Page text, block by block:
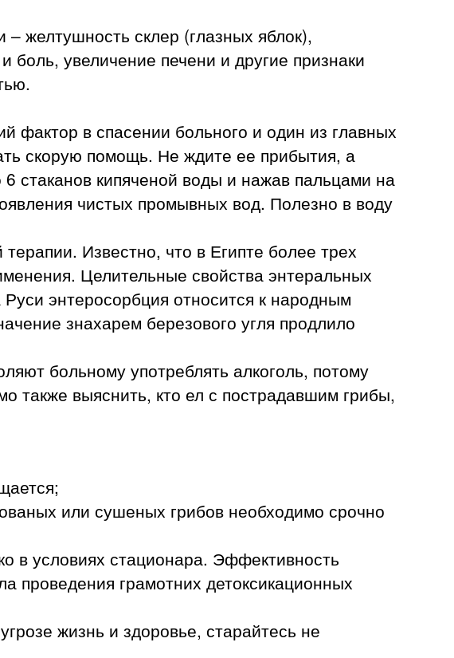
желтушность склер (глазных яблок),
боль, увеличение печени и другие признаки
в спасении больного и один из главных
скорую помощь. Не ждите ее прибытия, а
стаканов кипяченой воды и нажав пальцами на
чистых промывных вод. Полезно в воду
Известно, что в Египте более трех
Целительные свойства энтеральных
энтеросорбция относится к народным
знахарем березового угля продлило
больному употреблять алкоголь, потому
также выяснить, кто ел с пострадавшим грибы,
или сушеных грибов необходимо срочно
в условиях стационара. Эффективность
проведения грамотних детоксикационных
жизнь и здоровье, старайтесь не